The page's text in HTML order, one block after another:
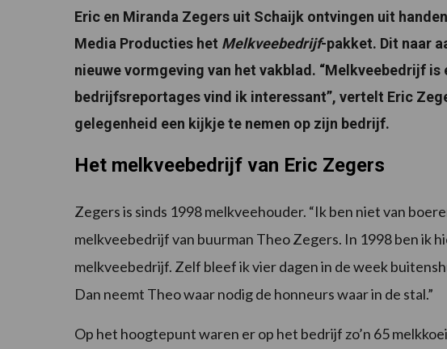
Eric en Miranda Zegers uit Schaijk ontvingen uit
Media Producties het Melkveebedrijf-pakket. Dit naar
nieuwe vormgeving van het vakblad. “Melkveebedrijf is
bedrijfsreportages vind ik interessant”, vertelt Eric
gelegenheid een kijkje te nemen op zijn bedrijf.
Het melkveebedrijf van Eric Zegers
Zegers is sinds 1998 melkveehouder. “Ik ben niet van
melkveebedrijf van buurman Theo Zegers. In 1998 ben ik
melkveebedrijf. Zelf bleef ik vier dagen in de week
Dan neemt Theo waar nodig de honneurs waar in de stal.”
Op het hoogtepunt waren er op het bedrijf zo’n 65